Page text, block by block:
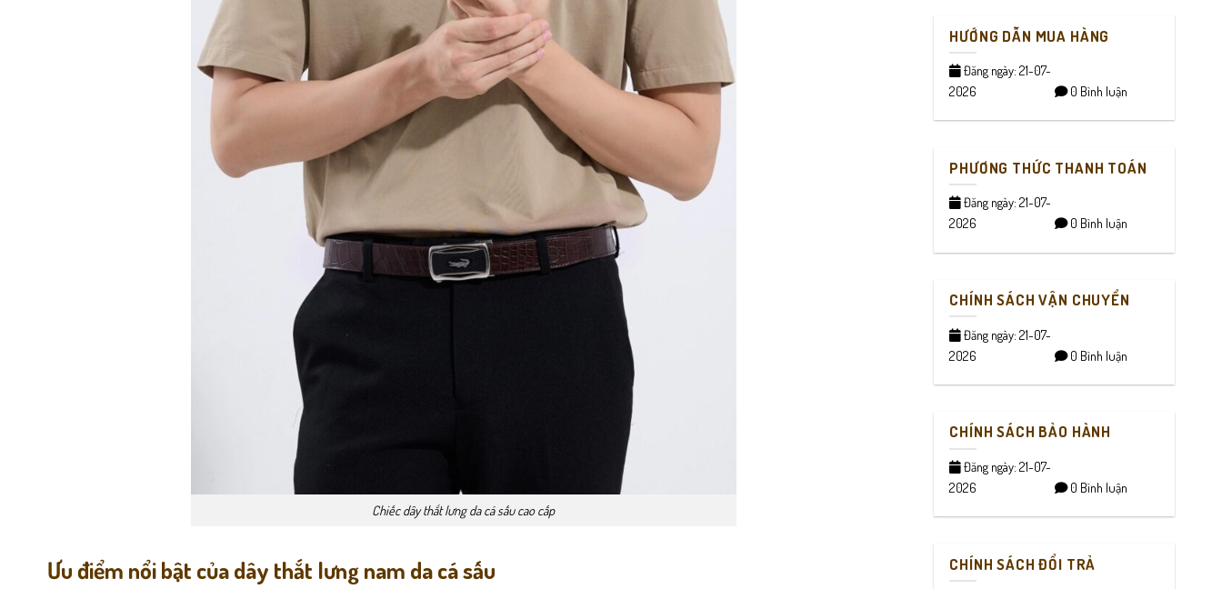
Chiếc dây thắt lưng da cá sấu cao cấp
Ưu điểm nổi bật của dây thắt lưng nam da cá sấu
HƯỚNG DẪN MUA HÀNG
Đăng ngày: 21-07-
2026
0 Bình luận
PHƯƠNG THỨC THANH TOÁN
Đăng ngày: 21-07-
2026
0 Bình luận
CHÍNH SÁCH VẬN CHUYỂN
Đăng ngày: 21-07-
2026
0 Bình luận
CHÍNH SÁCH BẢO HÀNH
Đăng ngày: 21-07-
2026
0 Bình luận
CHÍNH SÁCH ĐỔI TRẢ